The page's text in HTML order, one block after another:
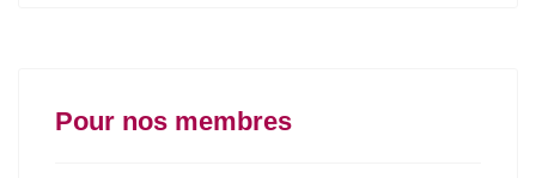
Pour nos membres